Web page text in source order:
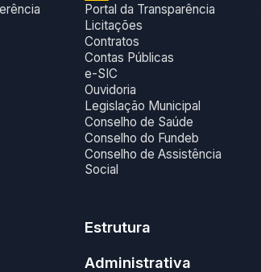
Portal da Transparência
Licitações
Contratos
Contas Públicas
e-SIC
Ouvidoria
Legislação Municipal
Conselho de Saúde
Conselho do Fundeb
Conselho de Assistência
Social
Estrutura
Administrativa